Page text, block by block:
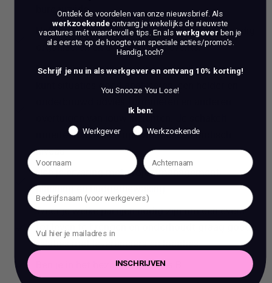
bureauzijde.
Heb je aantoonbare ervaring met het zelfstandig
organiseren en uitvoeren van events.
Beschik je over sterke adviesvaardigheden: je
kunt situaties goed analyseren, een helder en
moeiteloos tussen operationeel en tactisch
niveau.
Heb je ervaring met projectmanagement,
planning en budgetbewaking.
Weet je welke partijen nodig zijn om een event
tot leven te brengen en onderhoudt graag goede
relaties met leveranciers en locaties.
Ben je in het bezit van rijbewijs B.
Ontdek de voordelen van onze nieuwsbrief. Als
werkzoekendeontvang je wekelijks de nieuwste
vacatures mét waardevolle tips. En als werkgever ben je
als eerste op de hoogte van speciale acties/promo's.
Handig, toch?
Schrijf je nu in als werkgever en ontvang 10% korting!
You Snooze You Lose!
Ik ben:
Werkgever Werkzoekende
INSCHRIJVEN